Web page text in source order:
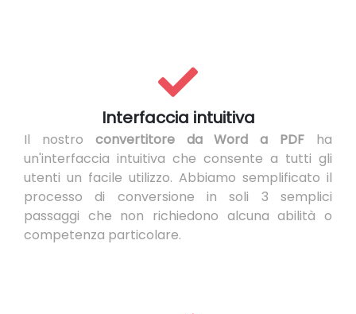
Interfaccia intuitiva
Il nostro convertitore da Word a PDF ha
un'interfaccia intuitiva che consente a tutti gli
utenti un facile utilizzo. Abbiamo semplificato il
processo di conversione in soli 3 semplici
passaggi che non richiedono alcuna abilità o
competenza particolare.